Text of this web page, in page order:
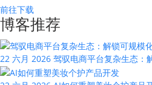
前往下载
博客推荐
22 六月 2026 驾驭电商平台复杂生态：